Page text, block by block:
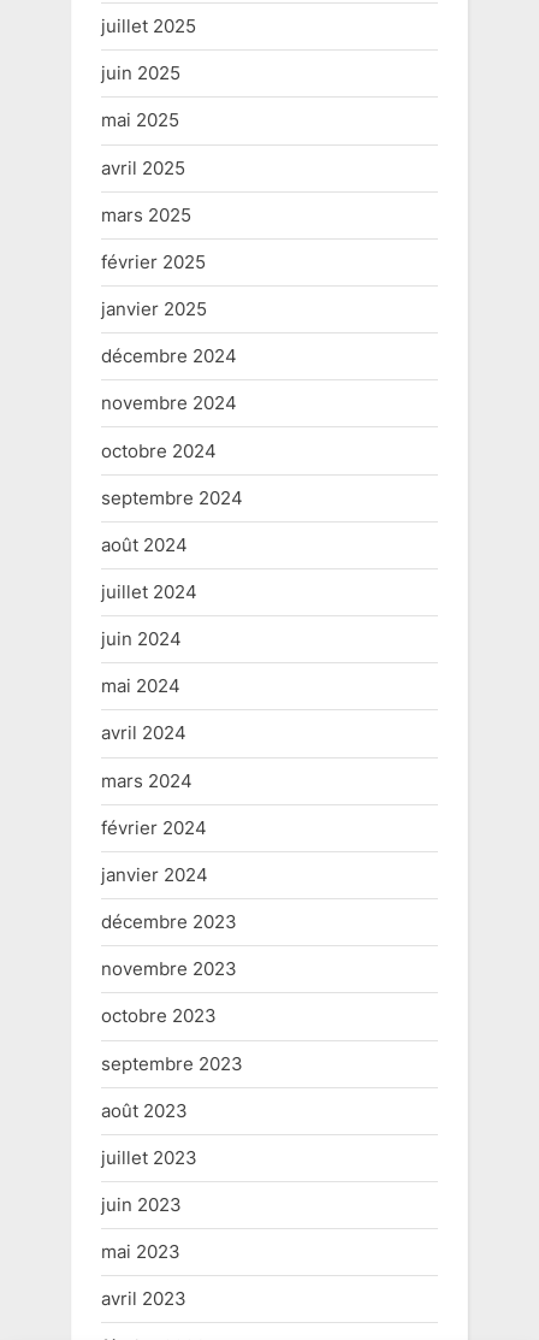
juillet 2025
juin 2025
mai 2025
avril 2025
mars 2025
février 2025
janvier 2025
décembre 2024
novembre 2024
octobre 2024
septembre 2024
août 2024
juillet 2024
juin 2024
mai 2024
avril 2024
mars 2024
février 2024
janvier 2024
décembre 2023
novembre 2023
octobre 2023
septembre 2023
août 2023
juillet 2023
juin 2023
mai 2023
avril 2023